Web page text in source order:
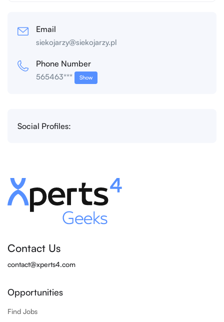
Email
siekojarzy@siekojarzy.pl
Phone Number
565463*** Show
Social Profiles:
Contact Us
contact@xperts4.com
Opportunities
Find Jobs